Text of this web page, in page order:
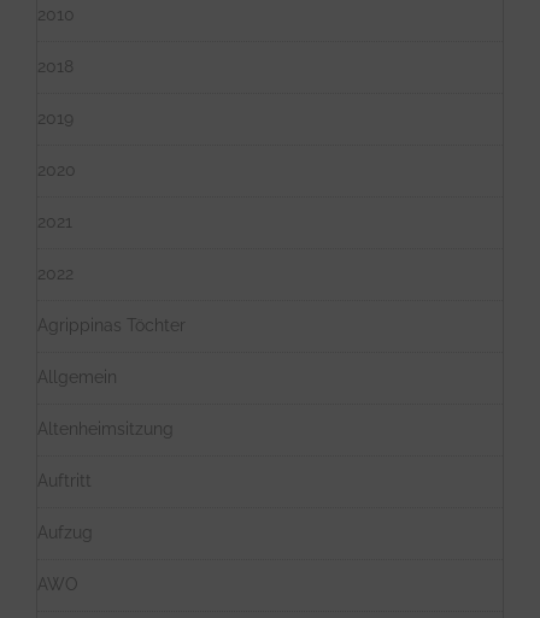
2010
2018
2019
2020
2021
2022
Agrippinas Töchter
Allgemein
Altenheimsitzung
Auftritt
Aufzug
AWO